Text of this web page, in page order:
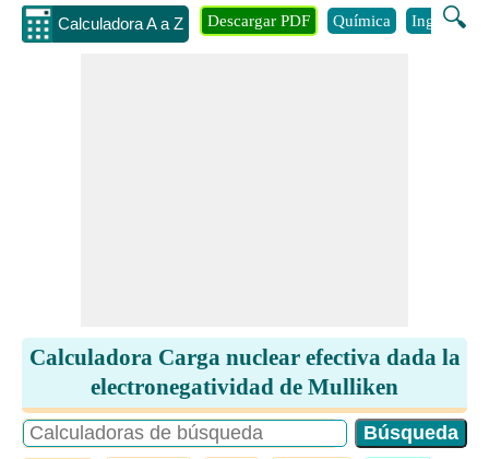
Calculadora A a Z 🔍
Descargar PDF Química Ingenieria
Calculadora Carga nuclear efectiva dada la
electronegatividad de Mulliken